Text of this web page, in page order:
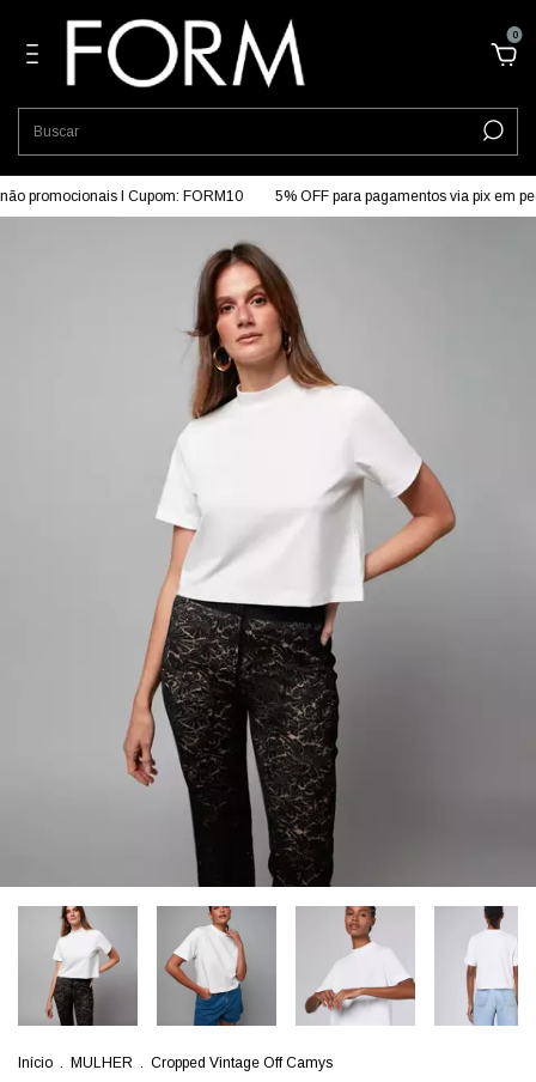
0
promocionais I Cupom: FORM10 5% OFF para pagamentos via pix em
Início . MULHER . Cropped Vintage Off Camys